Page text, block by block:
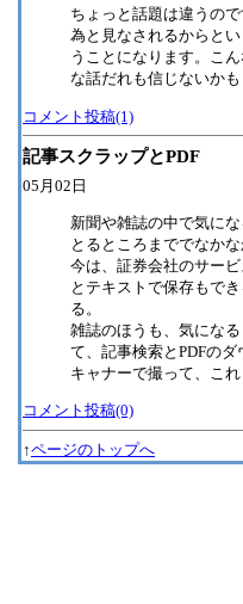
ちょっと話題は違うの
為と見なされるからと
うことになります。こ
な話だれも信じないかも
コメント投稿(1)
記事スクラップとPDF
05月02日
新聞や雑誌の中で気に
とるところまででなか
今は、証券会社のサー
とテキストで保存もで
る。
雑誌のほうも、気にな
て、記事検索とPDFの
キャナーで撮って、こ
コメント投稿(0)
↑ページのトップへ